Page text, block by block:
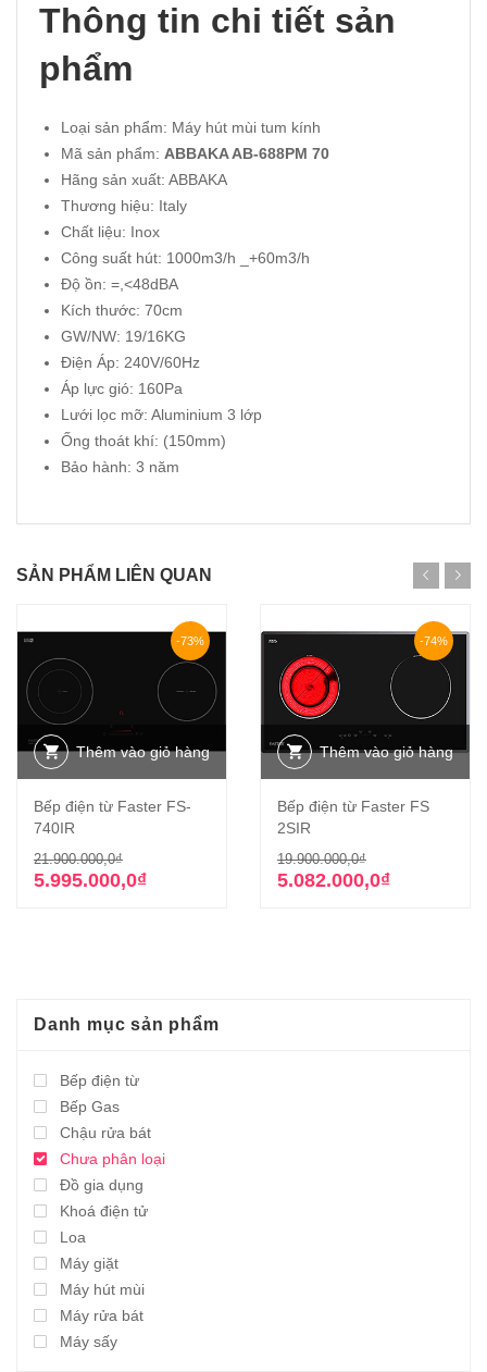
Thông tin chi tiết sản
phẩm
Loại sản phẩm: Máy hút mùi tum kính
Mã sản phẩm: ABBAKA AB-688PM 70
Hãng sản xuất: ABBAKA
Thương hiệu: Italy
Chất liệu: Inox
Công suất hút: 1000m3/h _+60m3/h
Độ ồn: =,<48dBA
Kích thước: 70cm
GW/NW: 19/16KG
Điện Áp: 240V/60Hz
Áp lực gió: 160Pa
Lưới lọc mỡ: Aluminium 3 lớp
Ống thoát khí: (150mm)
Bảo hành: 3 năm
SẢN PHẨM LIÊN QUAN
-73%
Thêm vào giỏ hàng
Bếp điện từ Faster FS-
740IR
21.900.000,0₫Giá
gốc
5.995.000,0₫
Giá
hiện
-74%
Thêm vào giỏ hàng
Bếp điện từ Faster FS
2SIR
19.900.000,0₫Giá
gốc
5.082.000,0₫
Giá
hiện
Danh mục sản phẩm
Bếp điện từ
Bếp Gas
Chậu rửa bát
Chưa phân loại
Đồ gia dụng
Khoá điện tử
Loa
Máy giặt
Máy hút mùi
Máy rửa bát
Máy sấy